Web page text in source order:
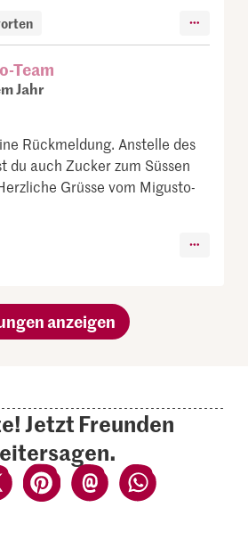
Team
Jahr
Rückmeldung. Anstelle des
du auch Zucker zum Süssen
Grüsse vom Migusto-
anzeigen
Jetzt Freunden